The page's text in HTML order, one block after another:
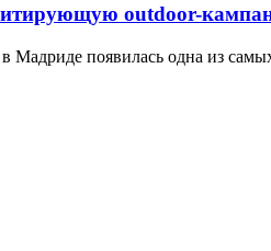
outdoor-
Мадриде появилась одна из